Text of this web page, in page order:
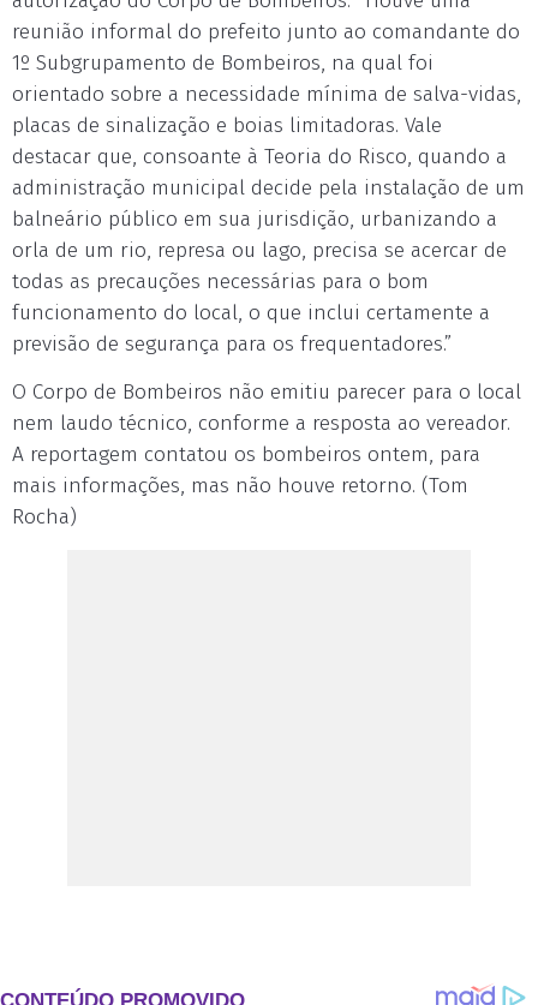
reunião informal do prefeito junto ao comandante do
1º Subgrupamento de Bombeiros, na qual foi
orientado sobre a necessidade mínima de salva-vidas,
placas de sinalização e boias limitadoras. Vale
destacar que, consoante à Teoria do Risco, quando a
administração municipal decide pela instalação de um
balneário público em sua jurisdição, urbanizando a
orla de um rio, represa ou lago, precisa se acercar de
todas as precauções necessárias para o bom
funcionamento do local, o que inclui certamente a
previsão de segurança para os frequentadores.”
O Corpo de Bombeiros não emitiu parecer para o local
nem laudo técnico, conforme a resposta ao vereador.
A reportagem contatou os bombeiros ontem, para
mais informações, mas não houve retorno. (Tom
Rocha)